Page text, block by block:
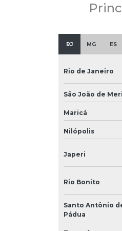
RJ MG ES
Rio de Janeiro
São João de
Maricá
Nilópolis
Japeri
Rio Bonito
Santo Antônio
Pádua